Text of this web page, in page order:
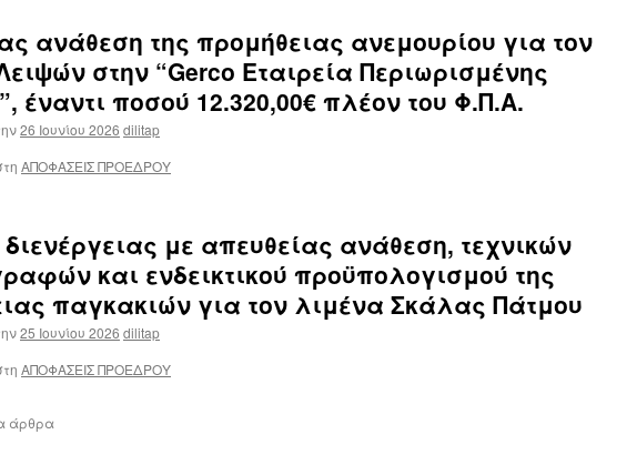
ανάθεση της προμήθειας ανεμουρίου για τον
στην “Gerco Εταιρεία Περιωρισμένης
έναντι ποσού 12.320,00€ πλέον του Φ.Π.Α.
26 Ιουνίου 2026 dilitap
ΑΠΟΦΑΣΕΙΣ ΠΡΟΕΔΡΟΥ
με απευθείας ανάθεση, τεχνικών
και ενδεικτικού προϋπολογισμού της
παγκακιών για τον λιμένα Σκάλας Πάτμου
25 Ιουνίου 2026 dilitap
ΑΠΟΦΑΣΕΙΣ ΠΡΟΕΔΡΟΥ
άρθρα